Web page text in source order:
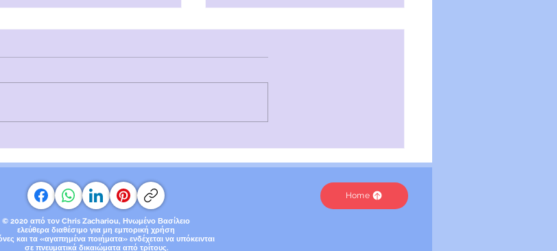
Λέξεις | Τοξική Αγάπη
Home
© 2020 από τον Chris Zachariou, Ηνωμένο Βασίλειο
ελεύθερα διαθέσιμο για μη εμπορική χρήση
και τα «αγαπημένα ποιήματα» ενδέχεται να υπόκεινται
σε πνευματικά δικαιώματα από τρίτους.